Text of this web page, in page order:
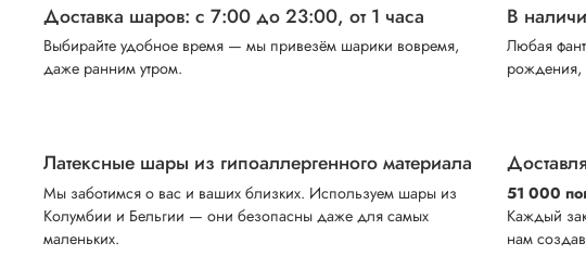
Доставка шаров: с 7:00 до 23:00, от 1 часа
Выбирайте удобное время — мы привезём шарики вовремя,
даже ранним утром.
В
Любая
рождения,
Латексные шары из гипоаллергенного материала
Мы заботимся о вас и ваших близких. Используем шары из
Колумбии и Бельгии — они безопасны даже для самых
маленьких.
51 000
Каждый
нам